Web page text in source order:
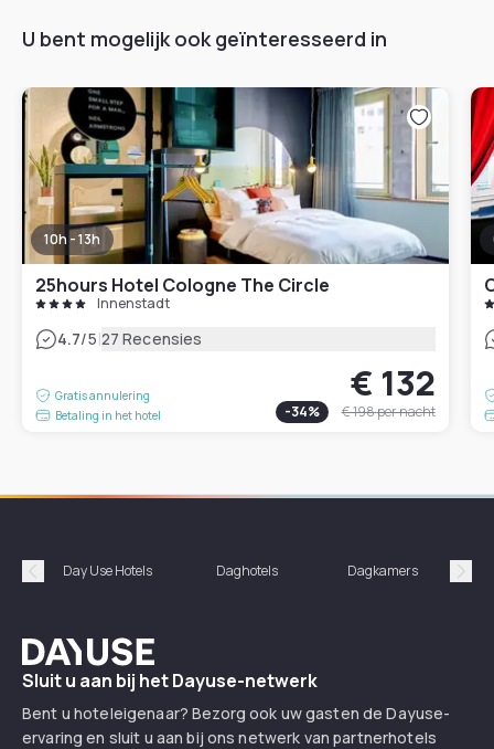
U bent mogelijk ook geïnteresseerd in
10h - 13h
25hours Hotel Cologne The Circle
Innenstadt
4.7/5|27 Recensies
Gratis annulering
Betaling in het hotel
€ 132
-34% € 198per nacht
Précédent
Day Use Hotels Daghotels Dagkamers
Dayuse
Sluit u aan bij het Dayuse-netwerk
Bent u hoteleigenaar? Bezorg ook uw gasten de Dayuse-
ervaring en sluit u aan bij ons netwerk van partnerhotels